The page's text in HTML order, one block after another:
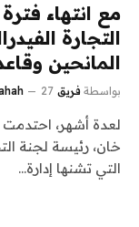
مع انتهاء
التجارة
المانحين
بواسطة فريق alwahah 27 سبتمبر، 2024
لعدة أشهر،
خان، رئيسة لجنة
التي تشنها إدارة…